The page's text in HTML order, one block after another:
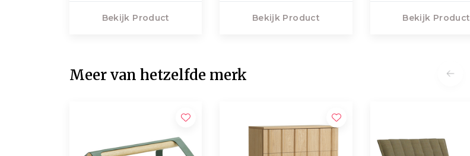
Bekijk Product Bekijk Product Bekijk Product
Meer van hetzelfde merk